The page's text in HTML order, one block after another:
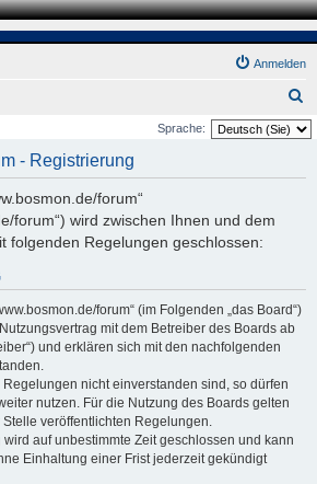
Anmelden
u
Sprache:
- Registrierung
forum“
forum“) wird zwischen Ihnen und dem
folgenden Regelungen geschlossen:
forum“ (im Folgenden „das Board“)
mit dem Betreiber des Boards ab
und erklären sich mit den nachfolgenden
nicht einverstanden sind, so dürfen
nutzen. Für die Nutzung des Boards gelten
veröffentlichten Regelungen.
wird auf unbestimmte Zeit geschlossen und kann
Einhaltung einer Frist jederzeit gekündigt